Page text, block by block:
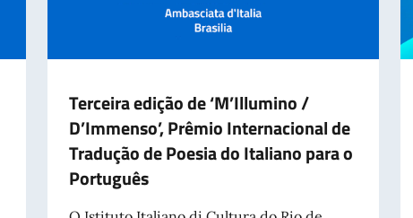
Terceira edição de ‘M’Illumino /
D’Immenso’, Prêmio Internacional de
Tradução de Poesia do Italiano para o
Português